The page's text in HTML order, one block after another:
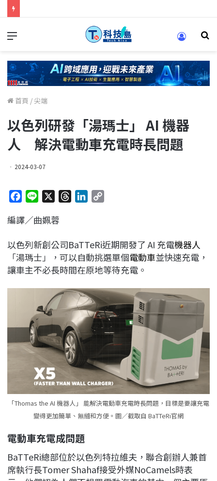
首頁 /尖端
以色列研發「湯瑪士」 AI 機器
人 解決電動車充電時長問題
2024-03-07
c
b
o
o
n
a
d
s
e
d
I
L
i
n
編譯／曲姵蓉
以色列新創公司BaTTeRi近期開發了 AI 充電機器人
「湯瑪士」，可以自動挑選單個電動車並快速充電，
讓車主不必長時間在原地等待充電。
「Thomas the AI 機器人」 能解決電動車充電時長問題，目標是要讓充電
變得更加簡單、無縫和方便。圖／截取自 BaTTeRi官網
電動車充電成問題
BaTTeRi總部位於以色列特拉維夫，聯合創辦人兼首
席執行長Tomer Shahaf接受外媒NoCamels時表